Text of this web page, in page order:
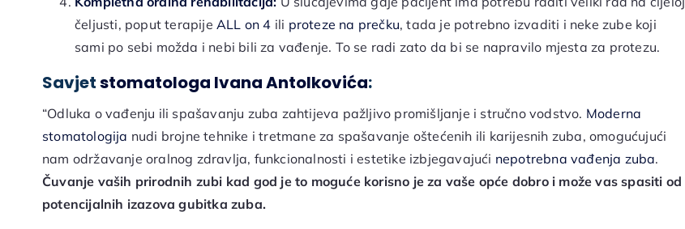
čeljusti, poput terapije ALL on 4 ili proteze na prečku, tada je potrebno izvaditi i neke zube koji
sami po sebi možda i nebi bili za vađenje. To se radi zato da bi se napravilo mjesta za protezu.
Savjetstomatologa Ivana Antolkovića:
“Odluka o vađenju ili spašavanju zuba zahtijeva pažljivo promišljanje i stručno vodstvo. Moderna
stomatologija nudi brojne tehnike i tretmane za spašavanje oštećenih ili karijesnih zuba, omogućujući
nam održavanje oralnog zdravlja, funkcionalnosti i estetike izbjegavajući nepotrebna vađenja zuba.
Čuvanje vaših prirodnih zubi kad god je to moguće korisno je za vaše opće dobro i može vas spasiti od
potencijalnih izazova gubitka zuba.